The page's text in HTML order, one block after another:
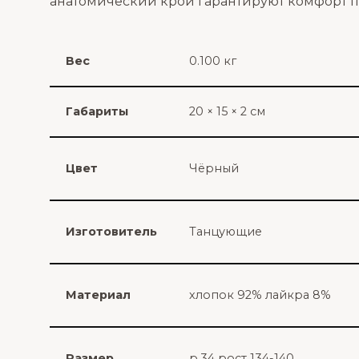
Вес 0.100 кг
Габариты 20 × 15 × 2 см
Цвет Чёрный
Изготовитель Танцующие
Материал хлопок 92% лайкра 8%